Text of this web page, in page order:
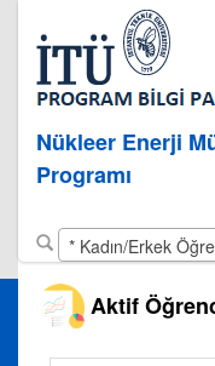
Nükleer Enerji
Programı
* Kadın/Erkek
Aktif